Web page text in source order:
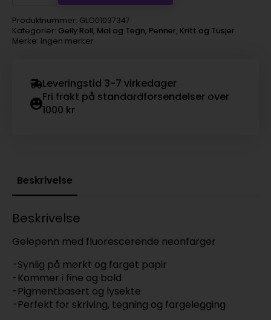
Moonlight
10
Bold
0,5mm
–
antall
Produktnummer: GLO01037347
Kategorier: Gelly Roll, Mal og Tegn, Penner, Kritt og Tusjer
Merke: Ingen merker
Leveringstid 3-7 virkedager
Fri frakt på standardforsendelser over
1000 kr
Beskrivelse
Beskrivelse
Gelepenn med fluorescerende neonfarger
-Synlig på mørkt og farget papir
-Kommer i fine og bold
-Pigmentbasert og lysekte
-Perfekt for skriving, tegning og fargelegging